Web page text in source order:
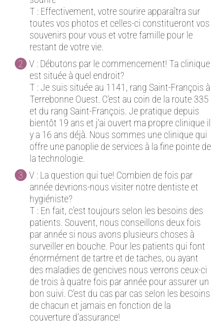
T : Effectivement, votre sourire apparaîtra sur
toutes vos photos et celles-ci constitueront vos
souvenirs pour vous et votre famille pour le
restant de votre vie.
V : Débutons par le commencement! Ta clinique
est située à quel endroit?
T : Je suis située au 1141, rang Saint-François à
Terrebonne Ouest. C’est au coin de la route 335
et du rang Saint-François. Je pratique depuis
bientôt 19 ans et j’ai ouvert ma propre clinique il
y a 16 ans déjà. Nous sommes une clinique qui
offre une panoplie de services à la fine pointe de
la technologie.
V : La question qui tue! Combien de fois par
année devrions-nous visiter notre dentiste et
hygiéniste?
T : En fait, c’est toujours selon les besoins des
patients. Souvent, nous conseillons deux fois
par année si nous avons plusieurs choses à
surveiller en bouche. Pour les patients qui font
énormément de tartre et de taches, ou ayant
des maladies de gencives nous verrons ceux-ci
de trois à quatre fois par année pour assurer un
bon suivi. C’est du cas par cas selon les besoins
de chacun et jamais en fonction de la
couverture d’assurance!